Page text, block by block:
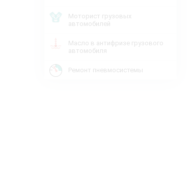
Моторист грузовых
автомобилей
Масло в антифризе грузового
автомобиля
Ремонт пневмосистемы